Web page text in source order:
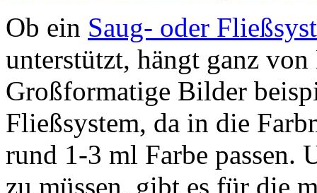
Ob ein Saug- oder
unterstützt, hängt ganz
Großformatige Bilder
Fließsystem, da in die
rund 1-3 ml Farbe passen.
zu müssen, gibt es für die